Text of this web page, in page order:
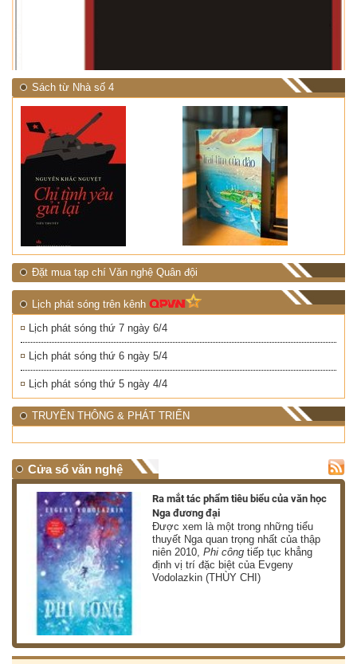
Sách từ Nhà số 4
Đặt mua tạp chí Văn nghệ Quân đội
Lịch phát sóng trên kênh
Lịch phát sóng thứ 7 ngày 6/4
Lịch phát sóng thứ 6 ngày 5/4
Lịch phát sóng thứ 5 ngày 4/4
TRUYỀN THÔNG & PHÁT TRIỂN
Cửa sổ văn nghệ
Ra mắt tác phẩm tiêu biểu của văn học
Nga đương đại
Được xem là một trong những tiểu
thuyết Nga quan trọng nhất của thập
niên 2010,Phi công tiếp tục khẳng
định vị trí đặc biệt của Evgeny
Vodolazkin (THÙY CHI)